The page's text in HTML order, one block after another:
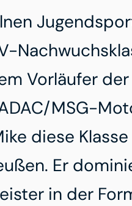
Vorläufer
MSG-
diese
Er
in der